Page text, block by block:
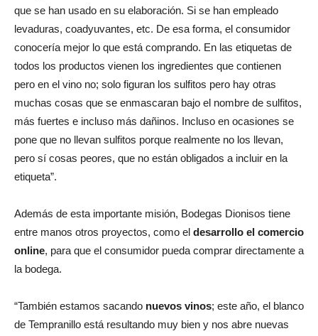
que se han usado en su elaboración. Si se han empleado
levaduras, coadyuvantes, etc. De esa forma, el consumidor
conocería mejor lo que está comprando. En las etiquetas de
todos los productos vienen los ingredientes que contienen
pero en el vino no; solo figuran los sulfitos pero hay otras
muchas cosas que se enmascaran bajo el nombre de sulfitos,
más fuertes e incluso más dañinos. Incluso en ocasiones se
pone que no llevan sulfitos porque realmente no los llevan,
pero sí cosas peores, que no están obligados a incluir en la
etiqueta”.
Además de esta importante misión, Bodegas Dionisos tiene
entre manos otros proyectos, como el desarrollo el comercio
online, para que el consumidor pueda comprar directamente a
la bodega.
“También estamos sacando nuevos vinos; este año, el blanco
de Tempranillo está resultando muy bien y nos abre nuevas